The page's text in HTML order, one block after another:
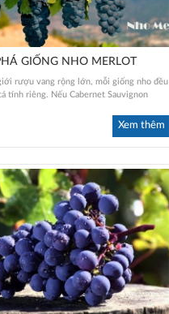
GIỐNG NHO MERLOT
rượu vang rộng lớn, mỗi giống nho đều
tính riêng. Nếu Cabernet Sauvignon
Xem thêm